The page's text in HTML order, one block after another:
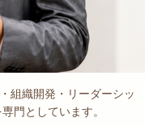
組織開発・リーダーシッ
門としています。